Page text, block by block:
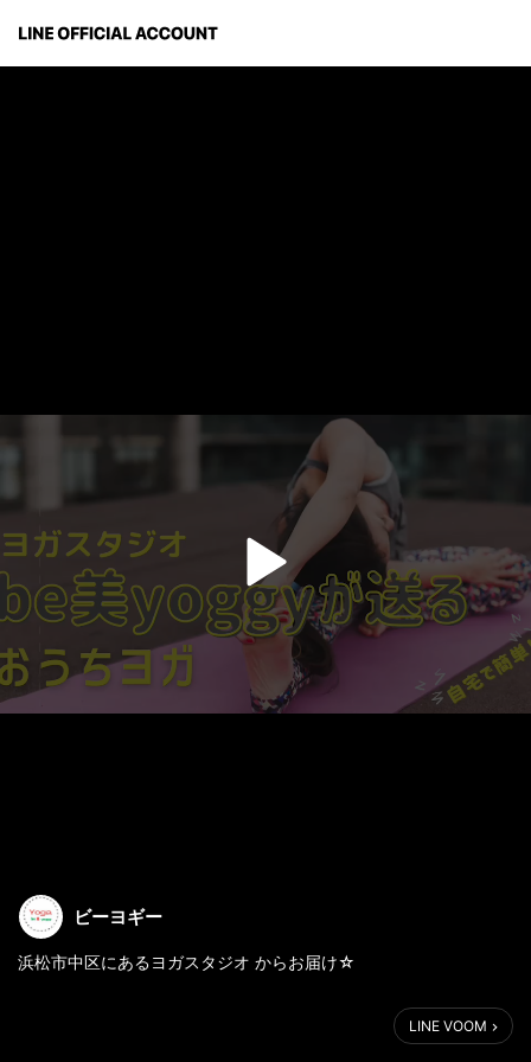
ビーヨギー
浜松市中区にあるヨガスタジオ からお届け☆
皆さんは夏の方が身体がむくみやすいと知っていますか？
LINE VOOM